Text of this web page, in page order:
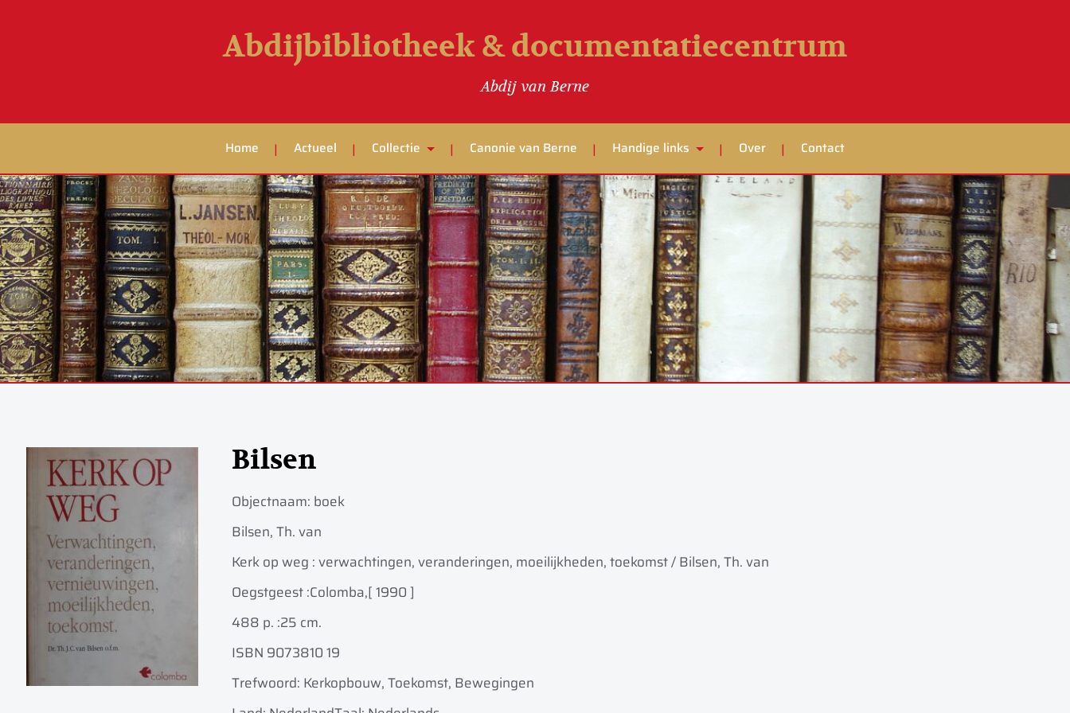
Abdijbibliotheek & documentatiecentrum
Abdij van Berne
Home Actueel Collectie Canonie van Berne Handige links Over Contact
Bilsen
Objectnaam: boek
Bilsen, Th. van
Kerk op weg : verwachtingen, veranderingen, moeilijkheden, toekomst / Bilsen, Th. van
Oegstgeest :Colomba,[ 1990 ]
488 p. :25 cm.
ISBN 9073810 19
Trefwoord: Kerkopbouw, Toekomst, Bewegingen